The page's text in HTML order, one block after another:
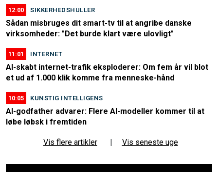
12:00 SIKKERHEDSHULLER
Sådan misbruges dit smart-tv til at angribe danske
virksomheder: "Det burde klart være ulovligt"
11:01 INTERNET
AI-skabt internet-trafik eksploderer: Om fem år vil blot
et ud af 1.000 klik komme fra menneske-hånd
10:05 KUNSTIG INTELLIGENS
AI-godfather advarer: Flere AI-modeller kommer til at
løbe løbsk i fremtiden
Vis flere artikler | Vis seneste uge